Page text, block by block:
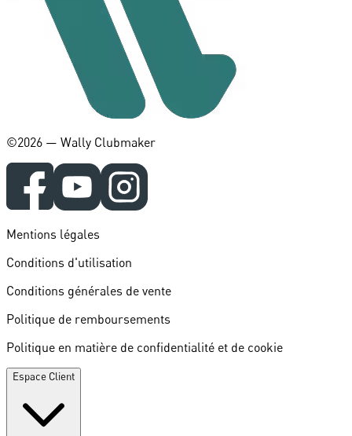
©️2026 — Wally Clubmaker
Mentions légales
Conditions d'utilisation
Conditions générales de vente
Politique de remboursements
Politique en matière de confidentialité et de cookie
Espace Client